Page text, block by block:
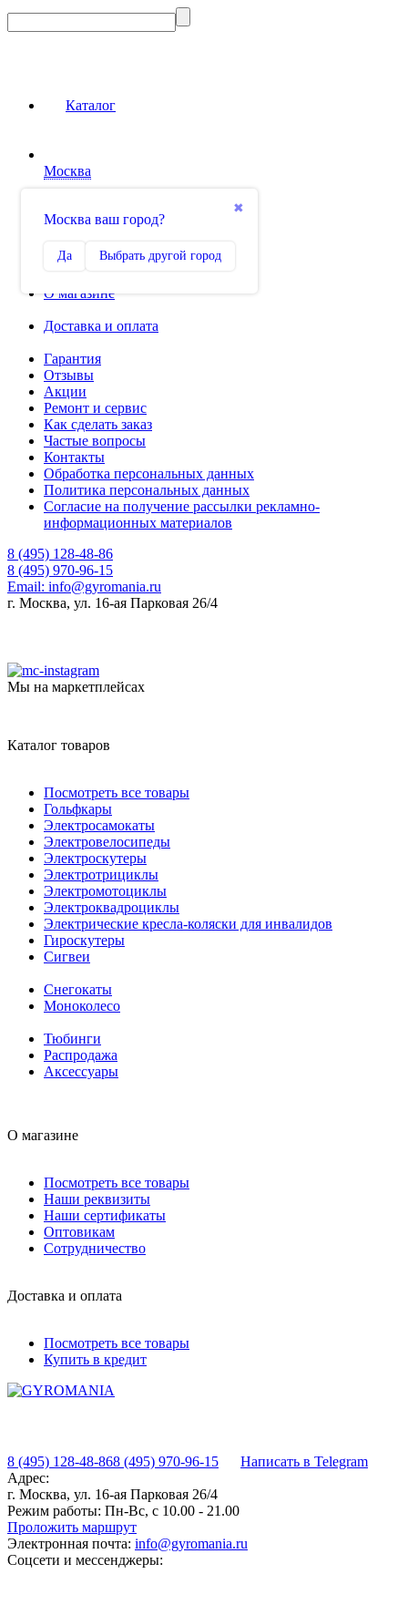
Каталог
Москва
✖
Москва ваш город?
Да Выбрать другой город
0
Избранное
О магазине
Доставка и оплата
Гарантия
Отзывы
Акции
Ремонт и сервис
Как сделать заказ
Частые вопросы
Контакты
Обработка персональных данных
Политика персональных данных
Согласие на получение рассылки рекламно-
информационных материалов
8 (495) 128-48-86
8 (495) 970-96-15
Email: info@gyromania.ru
г. Москва, ул. 16-ая Парковая 26/4
Мы на маркетплейсах
Каталог товаров
Посмотреть все товары
Гольфкары
Электросамокаты
Электровелосипеды
Электроскутеры
Электротрициклы
Электромотоциклы
Электроквадроциклы
Электрические кресла-коляски для инвалидов
Гироскутеры
Сигвеи
Снегокаты
Моноколесо
Тюбинги
Распродажа
Аксессуары
О магазине
Посмотреть все товары
Наши реквизиты
Наши сертификаты
Оптовикам
Сотрудничество
Доставка и оплата
Посмотреть все товары
Купить в кредит
8 (495) 128-48-868 (495) 970-96-15
Написать в Telegram
Адрес:
г. Москва, ул. 16-ая Парковая 26/4
Режим работы: Пн-Вс, с 10.00 - 21.00
Проложить маршрут
Электронная почта: info@gyromania.ru
Соцсети и мессенджеры: